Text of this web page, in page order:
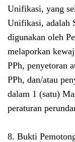
Unifikasi, yang
Unifikasi, adalah
digunakan oleh
melaporkan
PPh, penyetoran
PPh, dan/atau
dalam 1 (satu)
peraturan
8. Bukti